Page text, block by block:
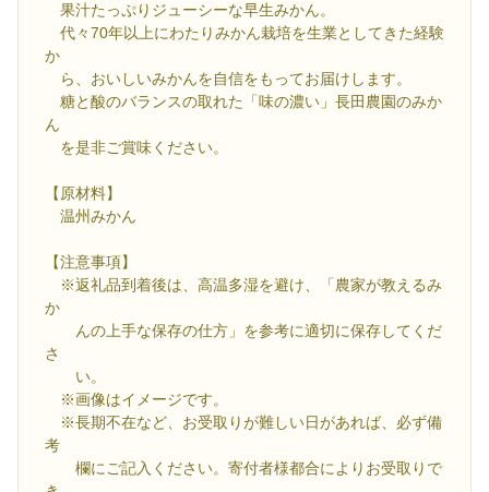
果汁たっぷりジューシーな早生みかん。
代々70年以上にわたりみかん栽培を生業としてきた経験
か
ら、おいしいみかんを自信をもってお届けします。
糖と酸のバランスの取れた「味の濃い」長田農園のみか
ん
を是非ご賞味ください。
【原材料】
温州みかん
【注意事項】
※返礼品到着後は、高温多湿を避け、「農家が教えるみ
か
んの上手な保存の仕方」を参考に適切に保存してくだ
さ
い。
※画像はイメージです。
※長期不在など、お受取りが難しい日があれば、必ず備
考
欄にご記入ください。寄付者様都合によりお受取りで